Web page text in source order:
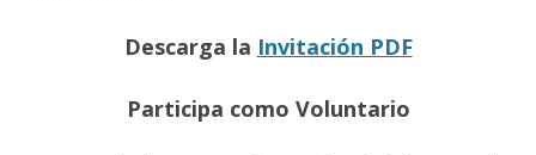
Descarga la Invitación PDF
Participa como Voluntario